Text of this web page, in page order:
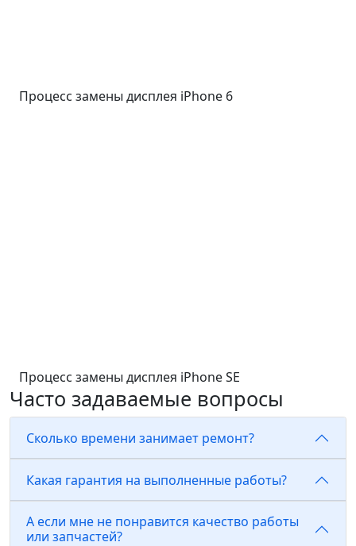
Процесс замены дисплея iPhone 6
Процесс замены дисплея iPhone SE
Часто задаваемые вопросы
Сколько времени занимает ремонт?
Какая гарантия на выполненные работы?
А если мне не понравится качество работы
или запчастей?